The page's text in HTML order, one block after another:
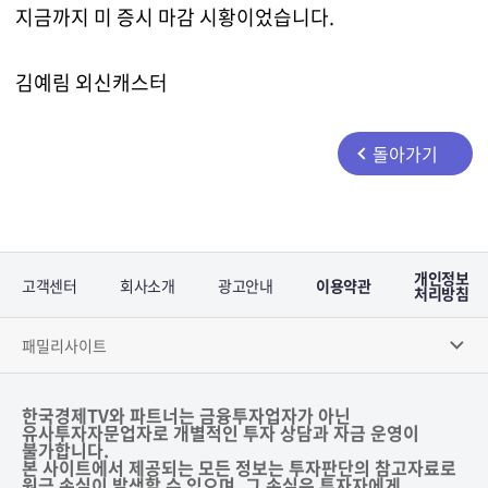
지금까지 미 증시 마감 시황이었습니다.
김예림 외신캐스터
돌아가기
고객센터 회사소개 광고안내 이용약관 개인정보
처리방침
패밀리사이트
한국경제TV와 파트너는 금융투자업자가 아닌
유사투자자문업자로 개별적인 투자 상담과 자금 운영이
불가합니다.
본 사이트에서 제공되는 모든 정보는 투자판단의 참고자료로